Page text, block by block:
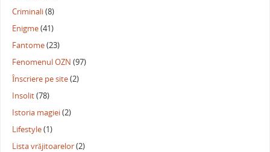
Criminali(8)
Enigme(41)
Fantome(23)
Fenomenul OZN (97)
Înscriere pe site(2)
Insolit(78)
Istoria magiei(2)
Lifestyle(1)
Lista vrăjitoarelor(2)